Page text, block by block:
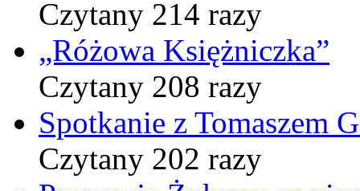
Czytany 214 razy
„Różowa Księżniczka”
Czytany 208 razy
Spotkanie z Tomaszem
Czytany 202 razy